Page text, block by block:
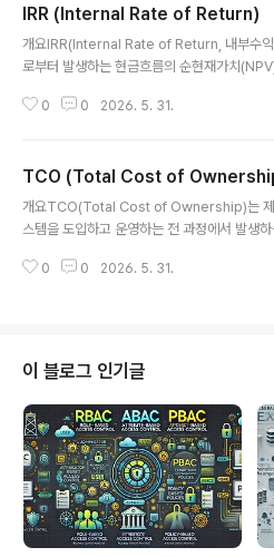
IRR (Internal Rate of Return)
개요IRR(Internal Rate of Return, 내부수익
로부터 발생하는 현금흐름의 순현재가치
은 수익률을 제공하는지를 나타내는 지표로, 기
분석에서 IRR은 매우 중요한 역할을 한다.1. 개
R은 투자로 발생하는 미래 현금흐름의 현재가
자금과 동일하게 만드는 할인율로, 투자 수익
반% 형태로 표현절대값 기반 NPV 대비 직관
0 0 2026. 5. 31.
TCO (Total Cost of
개요TCO(Total Cost of Ownership)는 제
스템을 도입하고 운영하는 전 과정에서 발생
인력, 업그레이드, 폐기 비용까지 포함하여 전
특정 자산이나 시스템의 전체 생애주기 동안 발
든 직접 및 간접 비용을 포함한 총 비용 개념이
분설명비교/차별점전체 비용 고려초기 + 운영
순 CAPEX 대비 현실성 높음장기 관점생애주
단기 ROI 대비 전략적숨겨진 비용 포함유지
용 포..
0 0 2026. 5. 31.
이 블로그 인기글